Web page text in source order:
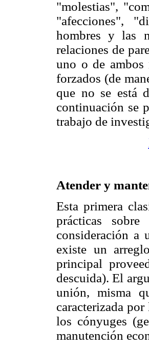
"molestias",
"afecciones",
hombres y las
relaciones de
uno o de ambos
forzados (de
que no se está
continuación se
trabajo de
Atender y
Esta primera
prácticas
consideración a
existe un
principal
descuida). El
unión, misma
caracterizada
los cónyuges
manutención